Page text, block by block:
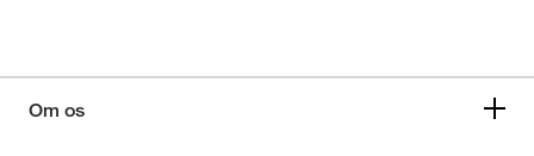
Om os